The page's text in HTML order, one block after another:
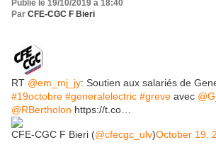
Publié le 19/10/2019 à 18:40
Par CFE-CGC F Bieri
RT @em_mj_jy: Soutien aux salariés de
#19octobre #generalelectric #greve avec
@RBertholon https://t.co…
CFE-CGC F Bieri (@cfecgc_ulv)October 19,